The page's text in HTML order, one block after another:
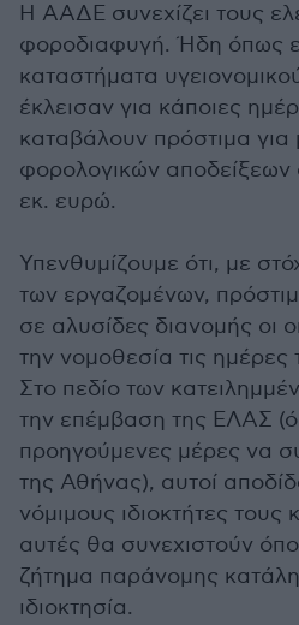
Η ΑΑΔΕ συνεχίζει τους
φοροδιαφυγή. Ήδη όπως
καταστήματα
έκλεισαν για κάποιες
καταβάλουν πρόστιμα για
φορολογικών αποδείξεων
εκ. ευρώ.
Υπενθυμίζουμε ότι, με
των εργαζομένων,
σε αλυσίδες διανομής οι
την νομοθεσία τις
Στο πεδίο των
την επέμβαση της ΕΛΑΣ
προηγούμενες μέρες να
της Αθήνας), αυτοί
νόμιμους ιδιοκτήτες τους
αυτές θα συνεχιστούν
ζήτημα παράνομης
ιδιοκτησία.